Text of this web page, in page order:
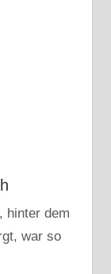
hinter dem
war so